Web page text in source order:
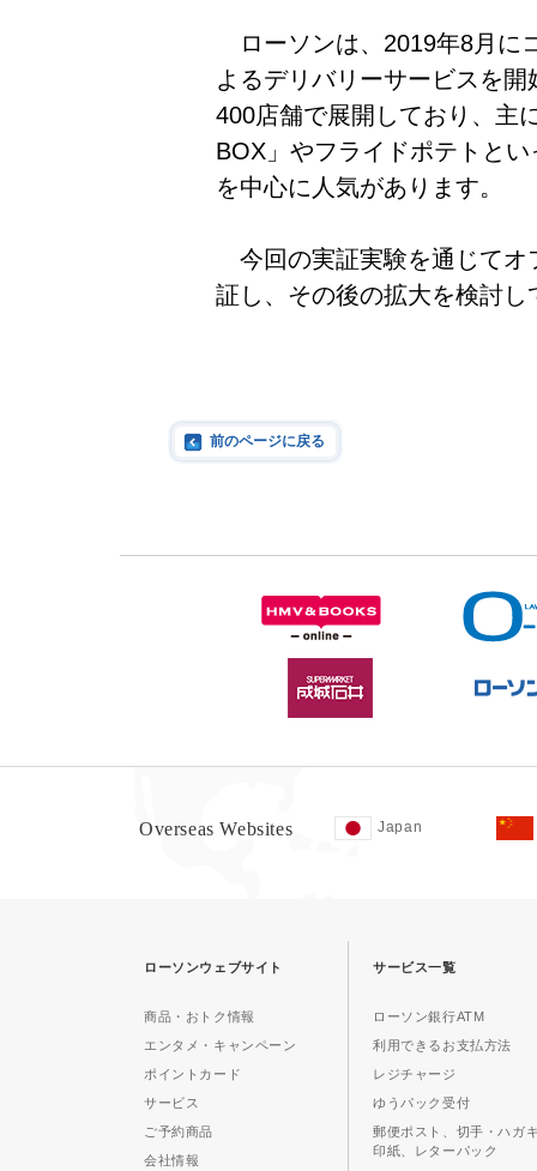
ローソンは、2019年8月に
よるデリバリーサービスを
400店舗で展開しており、主
BOX」やフライドポテトと
を中心に人気があります。
今回の実証実験を通じてオ
証し、その後の拡大を検討し
前のページに戻る
Overseas Websites Japan
ローソンウェブサイト
商品・おトク情報
エンタメ・キャンペーン
ポイントカード
サービス
ご予約商品
会社情報
サービス一覧
ローソン銀行ATM
利用できるお支払方法
レジチャージ
ゆうパック受付
郵便ポスト、切手・ハガ
印紙、レターパック